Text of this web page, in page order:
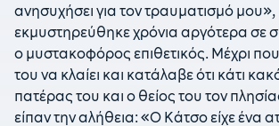
ανησυχήσει για τον τραυματισμό μου»,
εκμυστηρεύθηκε χρόνια αργότερα σε
ο μυστακοφόρος επιθετικός. Μέχρι
του να κλαίει και κατάλαβε ότι κάτι
πατέρας του και ο θείος του τον
είπαν την αλήθεια: «Ο Κάτσο είχε ένα